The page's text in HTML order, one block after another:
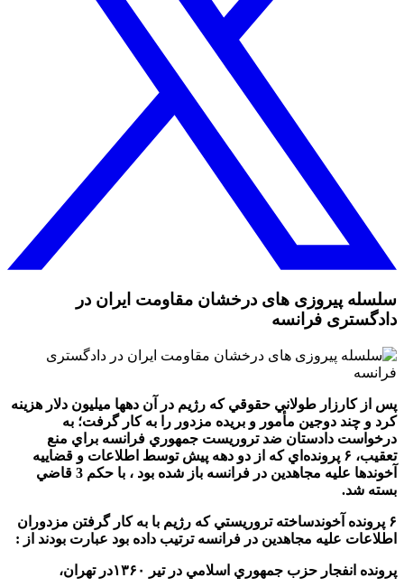
سلسله پیروزی های درخشان مقاومت ایران در
دادگستری فرانسه
پس از كارزار طولاني حقوقي كه رژيم در آن دهها ميليون دلار هزينه
كرد و چند دوجين مأمور و بريده مزدور را به كار گرفت؛ به
درخواست دادستان ضد تروريست جمهوري فرانسه براي منع
تعقيب، ۶ پرونده‌اي كه از دو دهه پيش توسط اطلاعات و قضاييه
آخوندها عليه مجاهدين در فرانسه باز شده بود ، با حكم 3 قاضي
بسته شد.
۶ پرونده آخوندساخته تروريستي كه رژيم با به كار گرفتن مزدوران
اطلاعات عليه مجاهدين در فرانسه ترتيب داده بود عبارت بودند از :
پرونده انفجار حزب جمهوري اسلامي در تير ۱۳۶۰در تهران،